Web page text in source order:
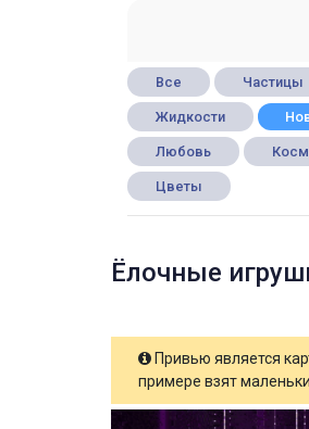
Все Частицы
Жидкости
Любовь
Цветы
Ёлочные
Привью является
примере взят